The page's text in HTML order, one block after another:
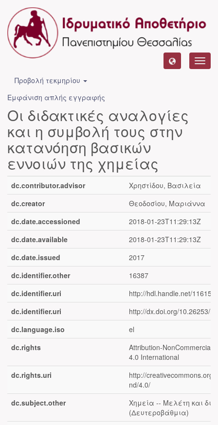
Προβολή τεκμηρίου
Εμφάνιση απλής εγγραφής
Οι διδακτικές αναλογίες
και η συμβολή τους στην
κατανόηση βασικών
εννοιών της χημείας
dc.contributor.advisor
Χρηστίδου, Βασιλεία
dc.creator
Θεοδοσίου, Μαριάννα
dc.date.accessioned
2018-01-23T11:29:13Z
dc.date.available
2018-01-23T11:29:13Z
dc.date.issued
2017
dc.identifier.other
16387
dc.identifier.uri
http://hdl.handle.net/11615/
dc.identifier.uri
http://dx.doi.org/10.26253/
dc.language.iso
el
dc.rights
Attribution-NonCommercial-
4.0 International
dc.rights.uri
http://creativecommons.org/
nd/4.0/
dc.subject.other
Χημεία -- Μελέτη και
(Δευτεροβάθμια)